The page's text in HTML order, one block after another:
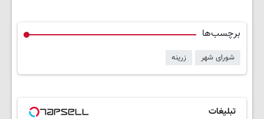
برچسب‌ها
شورای شهر زرینه
تبلیغات